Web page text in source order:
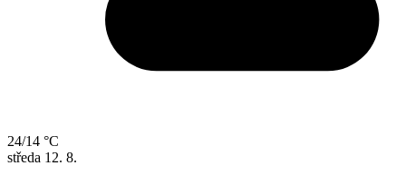
24/14 °C
středa 12. 8.